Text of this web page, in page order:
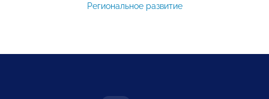
Региональное развитие